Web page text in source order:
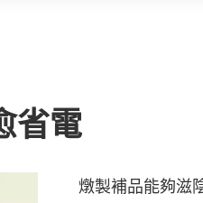
省電
燉製補品能夠滋